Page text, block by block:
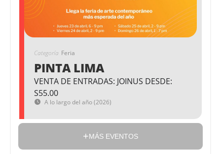
Categoría Feria
PINTA LIMA
VENTA DE ENTRADAS: JOINUS DESDE:
S55.00
A lo largo del año (2026)
MÁS EVENTOS